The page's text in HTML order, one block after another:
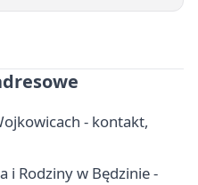
- kontakt,
i Rodziny w Będzinie -